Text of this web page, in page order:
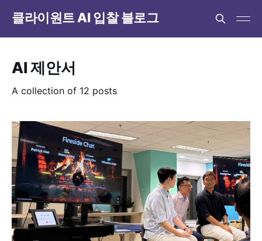
클라이원트 AI 입찰 블로그
AI 제안서
A collection of 12 posts